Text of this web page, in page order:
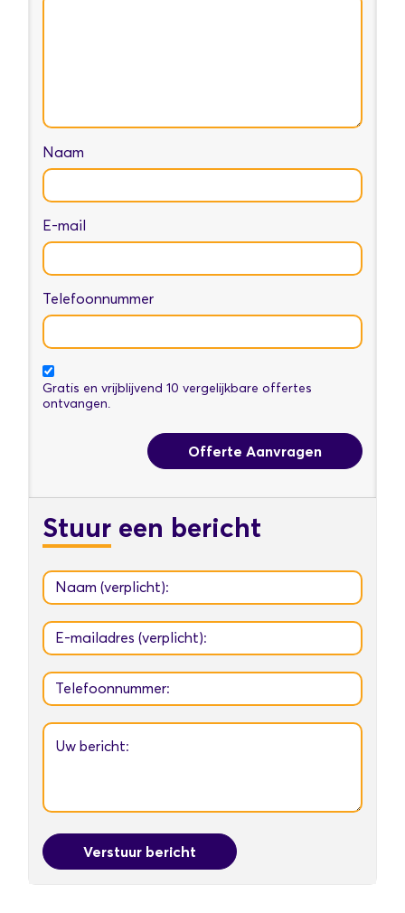
Naam
E-mail
Telefoonnummer
Gratis en vrijblijvend 10 vergelijkbare offertes
ontvangen.
Offerte Aanvragen
Stuur een bericht
Verstuur bericht